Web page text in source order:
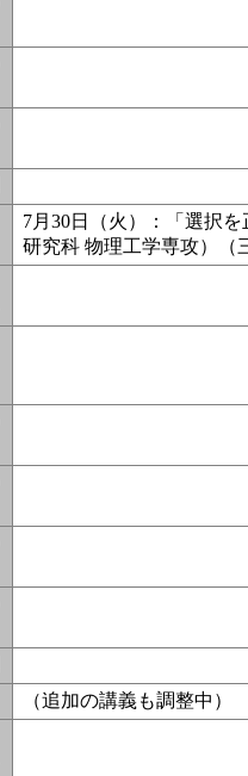
7月30日（火）：「選択
研究科 物理工学専攻）（
（追加の講義も調整中）